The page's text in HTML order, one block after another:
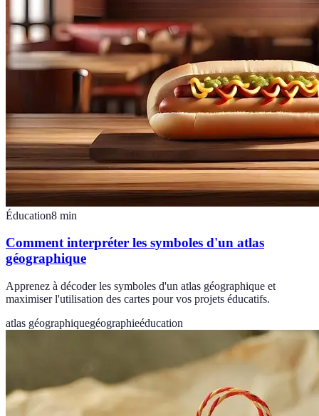
Éducation8 min
Comment interpréter les symboles d'un atlas
géographique
Apprenez à décoder les symboles d'un atlas géographique et
maximiser l'utilisation des cartes pour vos projets éducatifs.
atlas géographiquegéographieéducation